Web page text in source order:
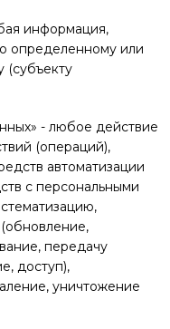
информация,
определенному или
(субъекту
- любое действие
(операций),
автоматизации
с персональными
передачу
доступ),
уничтожение